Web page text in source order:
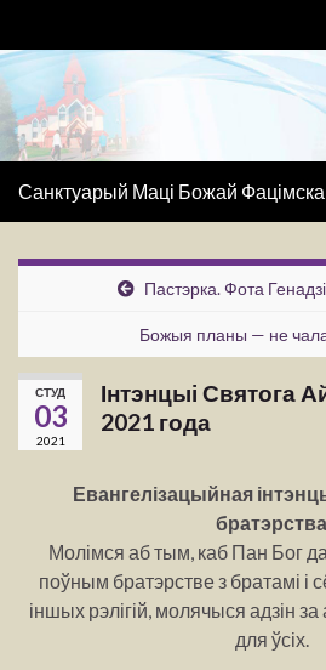
Санктуарый Маці Божай
Пастэрка. Фота
Божыя планы — не
СТУД
03
2021
Інтэнцыі Святога
2021 года
Евангелізацыйная
братэрства
Молімся аб тым, каб Пан Бог
поўным братэрстве з братамі і
іншых рэлігій, молячыся адзін
для ўсіх.